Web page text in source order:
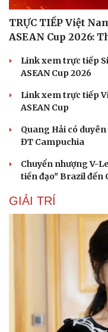
Văn hóa
Văn học
Âm nhạc
TRỰC TIẾP Việt
ASEAN Cup 2026:
Link xem trực tiếp
ASEAN Cup 2026
Link xem trực tiếp
ASEAN Cup
Quang Hải có
ĐT Campuchia
Chuyển nhượng V-
tiền đạo" Brazil đến
GIẢI TRÍ